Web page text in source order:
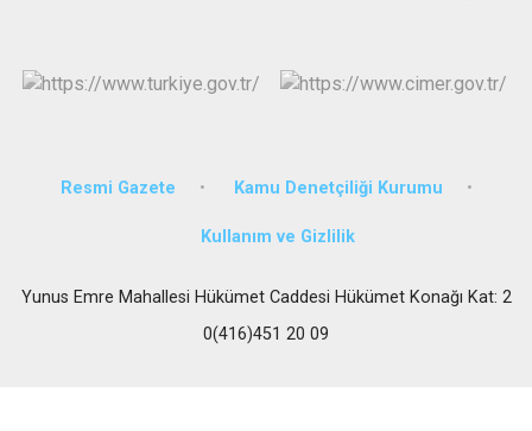
Resmi Gazete Kamu Denetçiliği Kurumu
Kullanım ve Gizlilik
Yunus Emre Mahallesi Hükümet Caddesi Hükümet Konağı Kat: 2
0(416)451 20 09